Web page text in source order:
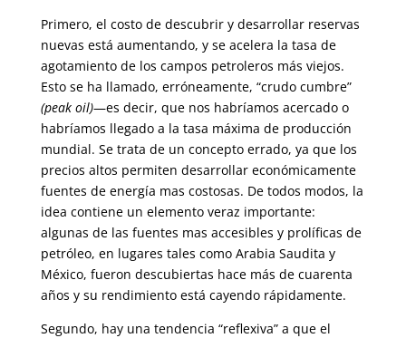
Primero, el costo de descubrir y desarrollar reservas
nuevas está aumentando, y se acelera la tasa de
agotamiento de los campos petroleros más viejos.
Esto se ha llamado, erróneamente, “crudo cumbre”
(peak oil)—es decir, que nos habríamos acercado o
habríamos llegado a la tasa máxima de producción
mundial. Se trata de un concepto errado, ya que los
precios altos permiten desarrollar económicamente
fuentes de energía mas costosas. De todos modos, la
idea contiene un elemento veraz importante:
algunas de las fuentes mas accesibles y prolíficas de
petróleo, en lugares tales como Arabia Saudita y
México, fueron descubiertas hace más de cuarenta
años y su rendimiento está cayendo rápidamente.
Segundo, hay una tendencia “reflexiva” a que el